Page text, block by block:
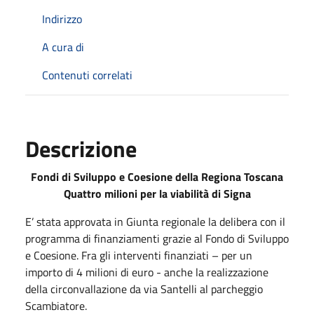
Indirizzo
A cura di
Contenuti correlati
Descrizione
Fondi di Sviluppo e Coesione della Regiona Toscana
Quattro milioni per la viabilità di Signa
E’ stata approvata in Giunta regionale la delibera con il
programma di finanziamenti grazie al Fondo di Sviluppo
e Coesione. Fra gli interventi finanziati – per un
importo di 4 milioni di euro - anche la realizzazione
della circonvallazione da via Santelli al parcheggio
Scambiatore.